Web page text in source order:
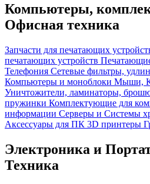
Компьютеры,
Офисная техника
Запчасти для печатающих
печатающих устройств
Телефония Сетевые фильтры,
Компьютеры и моноблоки Мыши,
Уничтожители, ламинаторы,
пружинки Комплектующие для
информации Серверы и Системы
Аксессуары для ПК 3D принтеры
Электроника и
Техника